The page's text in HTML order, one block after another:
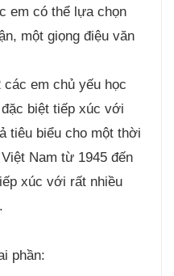
em có thể lựa chọn
một giọng điệu văn
em chủ yếu học
biệt tiếp xúc với
tiêu biểu cho một thời
Nam từ 1945 đến
xúc với rất nhiều
phần: